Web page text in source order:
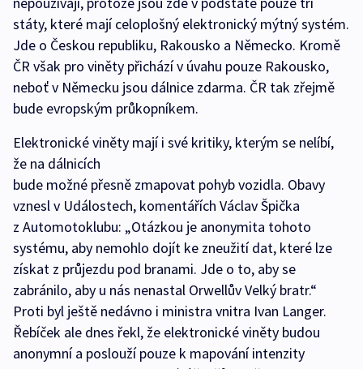
státy, které mají celoplošný elektronický mýtný systém.
Jde o Českou republiku, Rakousko a Německo. Kromě
ČR však pro viněty přichází v úvahu pouze Rakousko,
neboť v Německu jsou dálnice zdarma. ČR tak zřejmě
bude evropským průkopníkem.
Elektronické viněty mají i své kritiky, kterým se nelíbí,
že na dálnicích
bude možné přesně zmapovat pohyb vozidla. Obavy
vznesl v Událostech, komentářích Václav Špička
z Automotoklubu: „Otázkou je anonymita tohoto
systému, aby nemohlo dojít ke zneužití dat, které lze
získat z průjezdu pod branami. Jde o to, aby se
zabránilo, aby u nás nenastal Orwellův Velký bratr.“
Proti byl ještě nedávno i ministra vnitra Ivan Langer.
Řebíček ale dnes řekl, že elektronické viněty budou
anonymní a poslouží pouze k mapování intenzity